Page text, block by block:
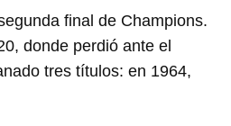
final de Champions.
donde perdió ante el
tres títulos: en 1964,